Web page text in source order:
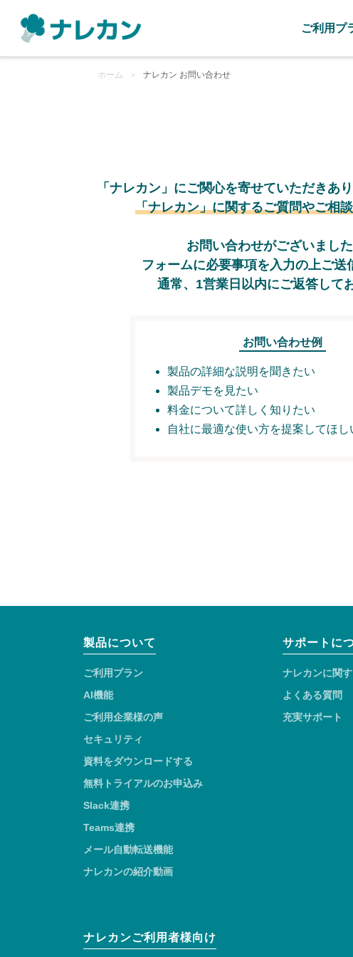
ご利用プ
ホーム ＞ ナレカン お問い合わせ
「ナレカン」にご関心を寄せていただき あ
「ナレカン」に関するご質問やご相
お問い合わせがございました
フォームに必要事項を入力の上ご送
通常、1営業日以内にご返答して
お問い合わせ例
製品の詳細な説明を聞きたい
製品デモを見たい
料金について詳しく知りたい
自社に最適な使い方を提案してほし
製品について
ご利用プラン
AI機能
ご利用企業様の声
セキュリティ
資料をダウンロードする
無料トライアルのお申込み
Slack連携
Teams連携
メール自動転送機能
ナレカンの紹介動画
サポートに
ナレカンに関
よくある質問
充実サポート
ナレカンご利用者様向け